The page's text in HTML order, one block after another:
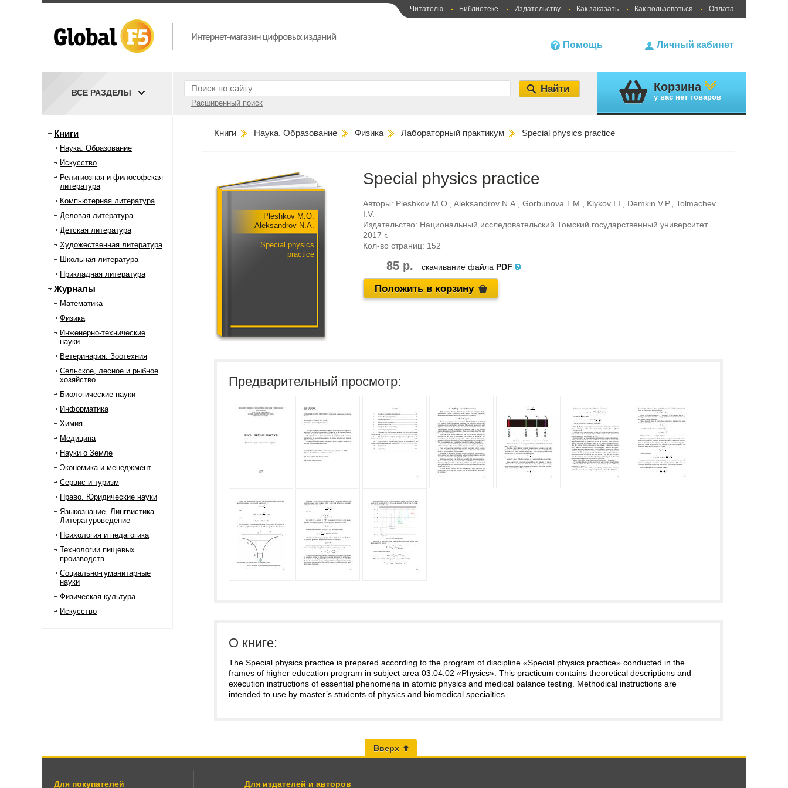
Читателю Библиотеке Издательству Как заказать Как пользоваться Оплата
Личный кабинет
Помощь
Расширенный поиск
ВСЕ РАЗДЕЛЫ Корзина
у вас нет товаров
Книги
Наука. Образование
Искусство
Религиозная и философская
литература
Компьютерная литература
Деловая литература
Детская литература
Художественная литература
Школьная литература
Прикладная литература
Журналы
Математика
Физика
Инженерно-технические
науки
Ветеринария. Зоотехния
Сельское, лесное и рыбное
хозяйство
Биологические науки
Информатика
Химия
Медицина
Науки о Земле
Экономика и менеджмент
Сервис и туризм
Право. Юридические науки
Языкознание. Лингвистика.
Литературоведение
Психология и педагогика
Технологии пищевых
производств
Социально-гуманитарные
науки
Физическая культура
Искусство
Книги Наука. Образование Физика Лабораторный практикум Special physics practice
Pleshkov M.O.
Aleksandrov N.A.
Special physics
practice
Special physics practice
Авторы: Pleshkov M.O. Aleksandrov N.A. Gorbunova Т.М. Klykov I.I. Demkin V.P.
Tolmachev
I.V.
Издательство: Национальный исследовательский Томский государственный университет
2017 г.
Кол-во страниц: 152
85 р. скачивание файла PDF
Положить в корзину
Предварительный просмотр:
О книге:
The Special physics practice is prepared according to the program of discipline «Special physics practice» conducted in the
frames of higher education program in subject area 03.04.02 «Physics». This practicum contains theoretical descriptions and
execution instructions of essential phenomena in atomic physics and medical balance testing. Methodical instructions are
intended to use by master’s students of physics and biomedical specialties.
Вверх
Для покупателей Для издателей и авторов